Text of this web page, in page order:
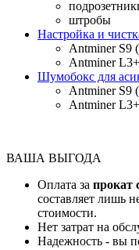
штробы
Настройка и
Antminer S9
Antminer
Шумобокс для
Antminer S9
Antminer
ВАША ВЫГОДА
Оплата за прокат
составляет лишь
стоимости.
Нет затрат на
Надежность - вы